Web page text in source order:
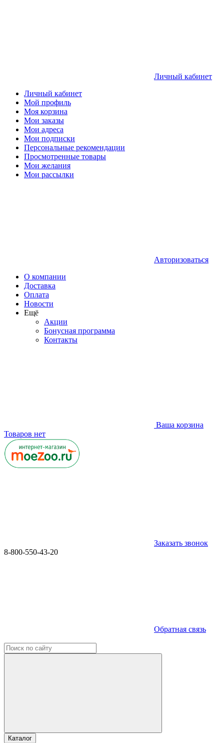
Личный кабинет
Личный кабинет
Мой профиль
Моя корзина
Мои заказы
Мои адреса
Мои подписки
Персональные рекомендации
Просмотренные товары
Мои желания
Мои рассылки
Авторизоваться
О компании
Доставка
Оплата
Новости
Ещё
Акции
Бонусная программа
Контакты
Ваша корзина
Товаров нет
Заказать звонок
8-800-550-43-20
Обратная связь
Каталог